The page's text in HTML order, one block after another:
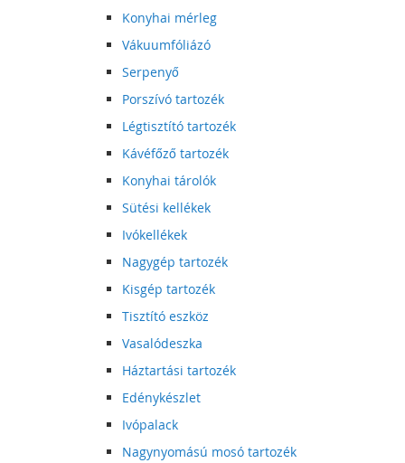
Konyhai mérleg
Vákuumfóliázó
Serpenyő
Porszívó tartozék
Légtisztító tartozék
Kávéfőző tartozék
Konyhai tárolók
Sütési kellékek
Ivókellékek
Nagygép tartozék
Kisgép tartozék
Tisztító eszköz
Vasalódeszka
Háztartási tartozék
Edénykészlet
Ivópalack
Nagynyomású mosó tartozék